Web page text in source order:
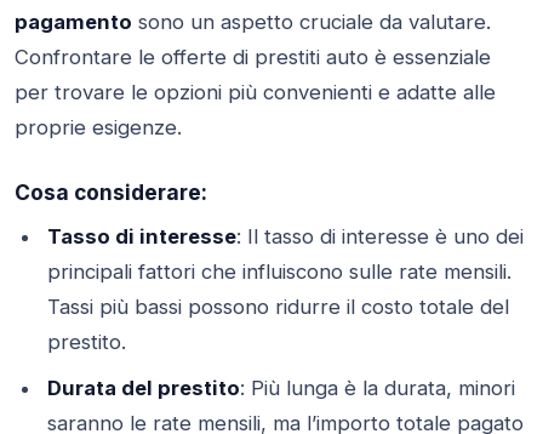
pagamento sono un aspetto cruciale da valutare.
Confrontare le offerte di prestiti auto è essenziale
per trovare le opzioni più convenienti e adatte alle
proprie esigenze.
Cosa considerare:
Tasso di interesse: Il tasso di interesse è uno dei
principali fattori che influiscono sulle rate mensili.
Tassi più bassi possono ridurre il costo totale del
prestito.
Durata del prestito: Più lunga è la durata, minori
saranno le rate mensili, ma l’importo totale pagato